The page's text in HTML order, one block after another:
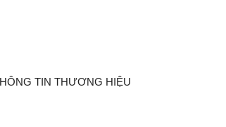
TIN THƯƠNG HIỆU